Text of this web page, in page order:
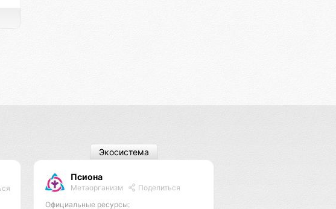
Псиона
Метаорганизм
Поделиться
Официальные ресурсы:
Экосистема